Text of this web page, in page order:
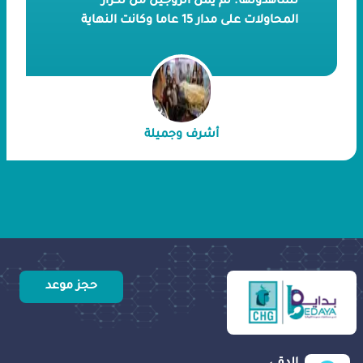
المحاولات على مدار 15 عاما وكانت النهاية
بداية الطبي. السيد أشرف و السيد جميلة
رزقهما الله بثلاثة أطفال بصحة جيدة بعد
معاناة طويلة من عوائق نفسية وآلام
أشرف وجميلة
حجز موعد